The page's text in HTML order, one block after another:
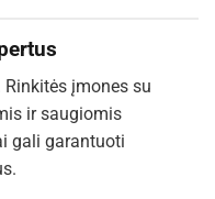
įmones su
ir saugiomis
gali garantuoti